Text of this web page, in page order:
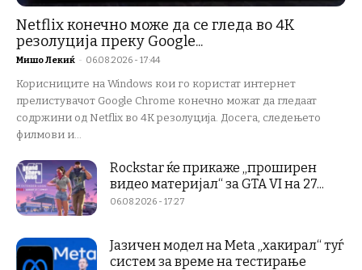
Netflix конечно може да се гледа во 4K
резолуција преку Google...
Мишо Лекиќ - 06.08.2026 - 17:44
Корисниците на Windows кои го користат интернет
прелистувачот Google Chrome конечно можат да гледаат
содржини од Netflix во 4K резолуција. Досега, следењето
филмови и...
Rockstar ќе прикаже „проширен
видео материјал“ за GTA VI на 27...
06.08.2026 - 17:27
Јазичен модел на Meta „хакирал“ туѓ
систем за време на тестирање